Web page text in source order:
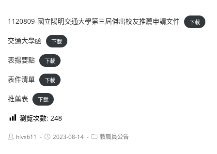
1120809-國立陽明交通大學第三屆傑出校友推薦申請文件 下載
交通大學函 下載
表揚要點 下載
表件清單 下載
推薦表 下載
瀏覽次數: 248
Posthlvs611
Post2023-08-14
Post教職員公告